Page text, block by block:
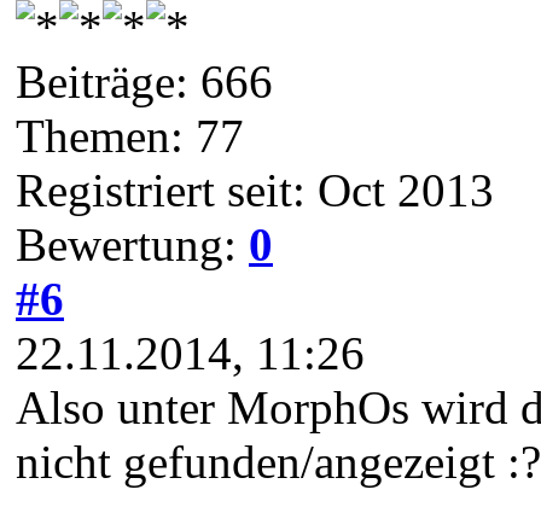
Beiträge: 666
Themen: 77
Registriert seit: Oct 2013
Bewertung: 0
#6
22.11.2014, 11:26
Also unter MorphOs wird
nicht gefunden/angezeigt :?